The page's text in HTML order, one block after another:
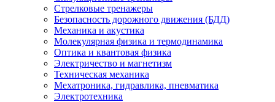
Стрелковые тренажеры
Безопасность дорожного движения (БДД)
Механика и акустика
Молекулярная физика и термодинамика
Оптика и квантовая физика
Электричество и магнетизм
Техническая механика
Мехатроника, гидравлика, пневматика
Электротехника